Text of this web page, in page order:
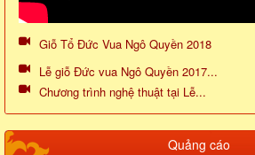
Giỗ Tổ Đức Vua Ngô Quyền 2018
Lễ giỗ Đức vua Ngô Quyền 2017...
Chương trình nghệ thuật tại Lễ...
Quảng cáo